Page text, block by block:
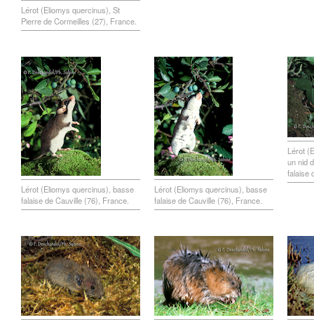
Lérot (Eliomys quercinus), St
Pierre de Cormeilles (27), France.
Lérot (Eliomys quercinus), basse
falaise de Cauville (76), France.
Lérot (Eliomys quercinus), basse
falaise de Cauville (76), France.
Lérot
un nid
falaise